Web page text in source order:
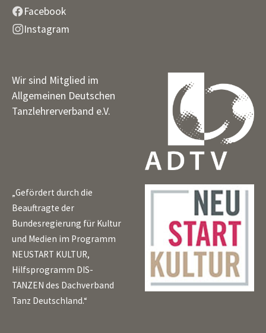
Facebook
Instagram
Wir sind Mitglied im
Allgemeinen Deutschen
Tanzlehrerverband e.V.
„Gefördert durch die
Beauftragte der
Bundesregierung für Kultur
und Medien im Programm
NEUSTART KULTUR,
Hilfsprogramm DIS-
TANZEN des Dachverband
Tanz Deutschland.“